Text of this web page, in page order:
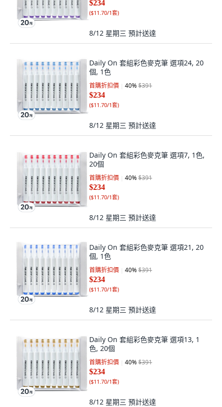
$234
($11.70/1套)
8/12 星期三 預計送達
Daily On 套組彩色麥克筆 選項24, 20
個, 1色
首購折扣價 40%$391
$234
($11.70/1套)
8/12 星期三 預計送達
Daily On 套組彩色麥克筆 選項7, 1色,
20個
首購折扣價 40%$391
$234
($11.70/1套)
8/12 星期三 預計送達
Daily On 套組彩色麥克筆 選項21, 20
個, 1色
首購折扣價 40%$391
$234
($11.70/1套)
8/12 星期三 預計送達
Daily On 套組彩色麥克筆 選項13, 1
色, 20個
首購折扣價 40%$391
$234
($11.70/1套)
8/12 星期三 預計送達